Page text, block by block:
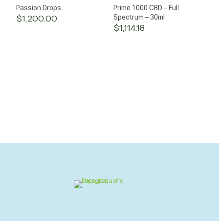
Passion Drops
$1,200.00
Prime 1000 CBD – Full
Spectrum – 30ml
$1,114.18